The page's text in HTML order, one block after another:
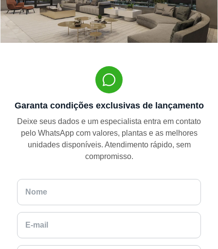
Garanta condições exclusivas de lançamento
Deixe seus dados e um especialista entra em contato
pelo WhatsApp com valores, plantas e as melhores
unidades disponíveis. Atendimento rápido, sem
compromisso.